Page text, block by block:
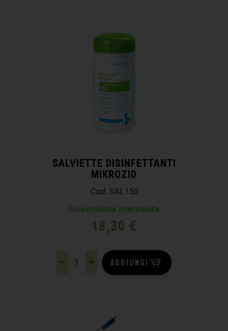
SALVIETTE DISINFETTANTI
MIKROZID
Cod. SAL150
Disponibilità immediata
18,30 €
AGGIUNGI